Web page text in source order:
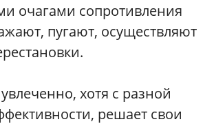
очагами сопротивления
пугают, осуществляют
хотя с разной
решает свои